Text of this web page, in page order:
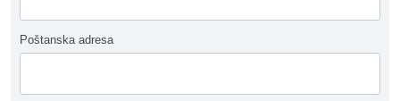
Poštanska adresa